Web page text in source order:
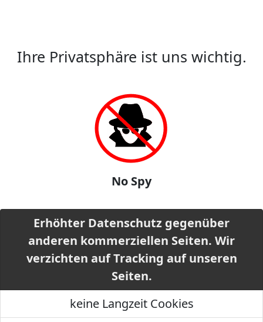
Ihre Privatsphäre ist uns wichtig.
No Spy
Erhöhter Datenschutz gegenüber
anderen kommerziellen Seiten. Wir
verzichten auf Tracking auf unseren
Seiten.
keine Langzeit Cookies